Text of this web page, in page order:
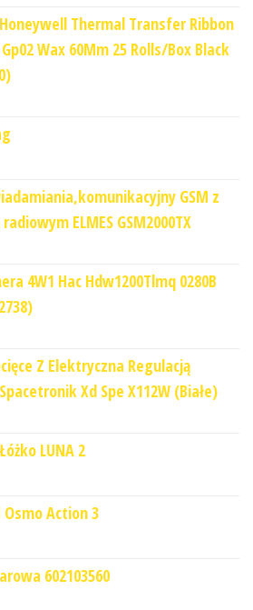
Thermal Transfer Ribbon
Wax 60Mm 25 Rolls/Box Black
GSM z
ELMES GSM2000TX
4W1 Hac Hdw1200Tlmq 0280B
Z Elektryczna Regulacją
Xd Spe X112W (Białe)
LUNA 2
Osmo Action 3
602103560